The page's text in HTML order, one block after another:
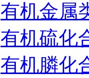
有机金属
有机硫化
有机膦化